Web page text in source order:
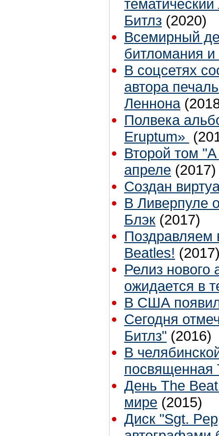
Битлз (2020)
Всемирный
битломания
В соцсетях
автора
Леннона
Полвека
Eruptum»
Второй том
апреле (2017)
Cоздан
В Ливерпуле
Блэк (2017)
Поздравляем
Beatles!
Релиз
ожидается в
В США
Сегодня
Битлз" (2016)
В
посвященная
День The
мире (2015)
Диск "Sgt.